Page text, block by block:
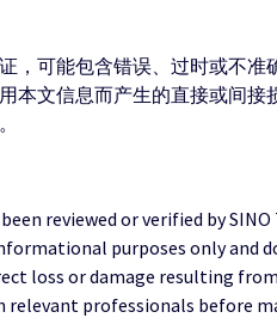
，可能包含错误、过时或不
本文信息而产生的直接或间
reviewed or verified by
purposes only and
loss or damage resulting
professionals before